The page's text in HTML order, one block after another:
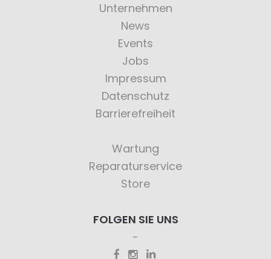
Unternehmen
News
Events
Jobs
Impressum
Datenschutz
Barrierefreiheit
Wartung
Reparaturservice
Store
FOLGEN SIE UNS